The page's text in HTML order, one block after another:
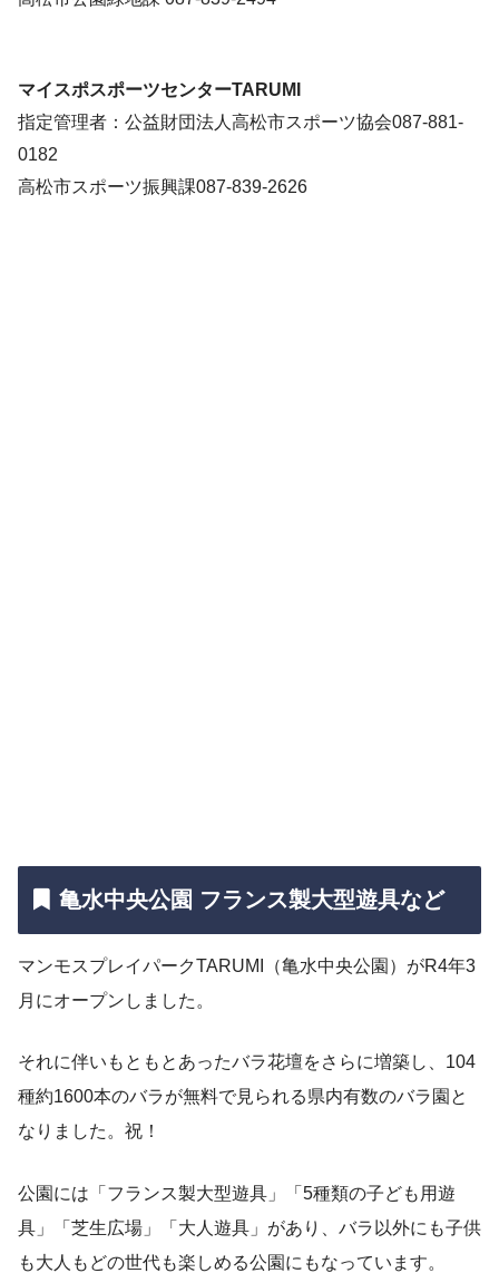
マイスポスポーツセンターTARUMI
指定管理者：公益財団法人高松市スポーツ協会087-881-
0182
高松市スポーツ振興課087-839-2626
亀水中央公園 フランス製大型遊具など
マンモスプレイパークTARUMI（亀水中央公園）がR4年3
月にオープンしました。
それに伴いもともとあったバラ花壇をさらに増築し、104
種約1600本のバラが無料で見られる県内有数のバラ園と
なりました。祝！
公園には「フランス製大型遊具」「5種類の子ども用遊
具」「芝生広場」「大人遊具」があり、バラ以外にも子供
も大人もどの世代も楽しめる公園にもなっています。